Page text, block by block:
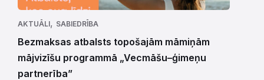
AKTUĀLI, SABIEDRĪBA
Bezmaksas atbalsts topošajām māmiņām
mājvizīšu programmā „Vecmāšu–ģimeņu
partnerība”